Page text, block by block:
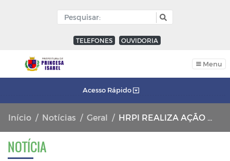
TELEFONES OUVIDORIA
Menu
Acesso Rápido
Início Notícias Geral HRPI REALIZA AÇÃO EDUCATIVA ALUSIVA AO DIA MUNDIAL DA HIGIENIZAÇÃO DAS MÃOS
NOTÍCIA